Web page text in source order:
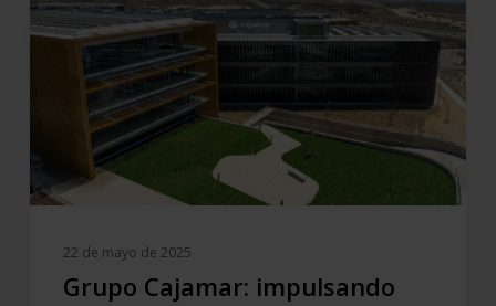
empleo,
crecimiento
inclusión
cada
rincón
22 de mayo de 2025
Grupo Cajamar: impulsando